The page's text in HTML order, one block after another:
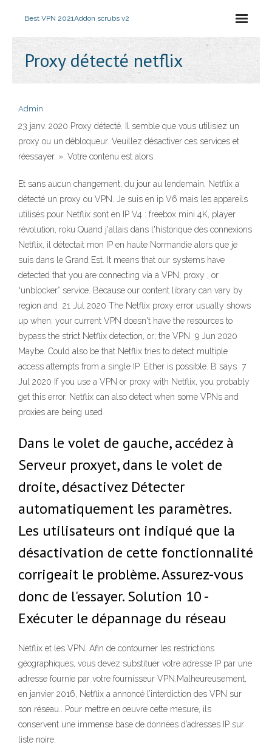
Best VPN 2021Addon scrubs v2
Proxy détecté netflix
Admin
23 janv. 2020 Proxy détecté. Il semble que vous utilisiez un
proxy ou un débloqueur. Veuillez désactiver ces services et
réessayer. ». Votre contenu est alors
Et sans aucun changement, du jour au lendemain, Netflix a
détecté un proxy ou VPN. Je suis en ip V6 mais les appareils
utilisés pour Netflix sont en IP V4 : freebox mini 4K, player
révolution, roku Quand j'allais dans l'historique des connexions
Netflix, il détectait mon IP en haute Normandie alors que je
suis dans le Grand Est. It means that our systems have
detected that you are connecting via a VPN, proxy , or
“unblocker” service. Because our content library can vary by
region and 21 Jul 2020 The Netflix proxy error usually shows
up when: your current VPN doesn't have the resources to
bypass the strict Netflix detection, or; the VPN 9 Jun 2020
Maybe. Could also be that Netflix tries to detect multiple
access attempts from a single IP. Either is possible. B says 7
Jul 2020 If you use a VPN or proxy with Netflix, you probably
get this error. Netflix can also detect when some VPNs and
proxies are being used
Dans le volet de gauche, accédez à
Serveur proxyet, dans le volet de
droite, désactivez Détecter
automatiquement les paramètres.
Les utilisateurs ont indiqué que la
désactivation de cette fonctionnalité
corrigeait le problème. Assurez-vous
donc de l'essayer. Solution 10 -
Exécuter le dépannage du réseau
Netflix et les VPN. Afin de contourner les restrictions
géographiques, vous devez substituer votre adresse IP par une
adresse fournie par votre fournisseur VPN.Malheureusement,
en janvier 2016, Netflix a annoncé l’interdiction des VPN sur
son réseau.. Pour mettre en œuvre cette mesure, ils
conservent une immense base de données d’adresses IP sur
liste noire.